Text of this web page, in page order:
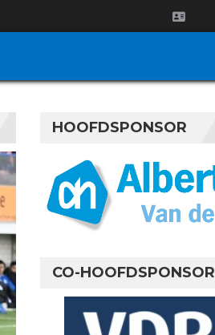
HOOFDSPONSOR
CO-HOOFDSPONSOR